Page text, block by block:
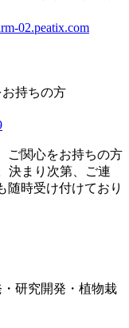
02.peatix.com
持ちの方
ご関心をお持ちの方
決まり次第、ご連
随時受け付けており
研究開発・植物栽